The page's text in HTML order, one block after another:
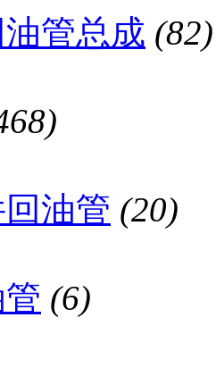
管总成 (82)
油管 (20)
(6)